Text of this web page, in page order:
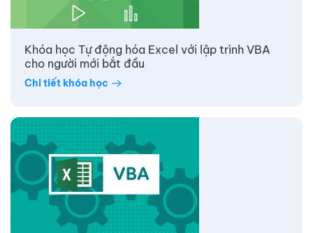
Khóa học Tự động hóa Excel với lập trình VBA
cho người mới bắt đầu
Chi tiết khóa học